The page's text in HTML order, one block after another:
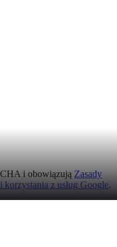
i obowiązują Zasady
korzystania z usług Google.